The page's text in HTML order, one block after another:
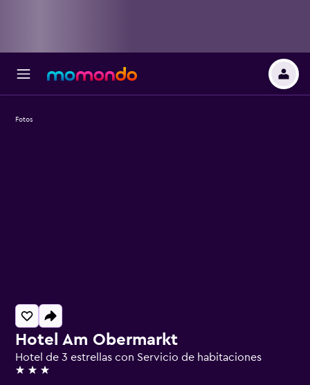
Hotel Am Obermarkt
Hotel de 3 estrellas con Servicio de habitaciones
3 estrellas
Fotos